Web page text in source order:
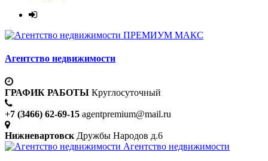
ПРЕМИУМ МАКС
Агентство недвижимости
ГРАФИК РАБОТЫ Круглосуточный
+7 (3466) 62-69-15 agentpremium@mail.ru
Нижневартовск Дружбы Народов д.6
Агентство недвижимости